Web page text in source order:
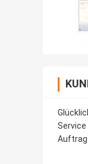
Service
Auftrag